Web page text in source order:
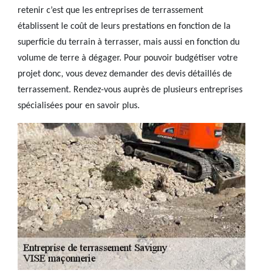
retenir c’est que les entreprises de terrassement
établissent le coût de leurs prestations en fonction de la
superficie du terrain à terrasser, mais aussi en fonction du
volume de terre à dégager. Pour pouvoir budgétiser votre
projet donc, vous devez demander des devis détaillés de
terrassement. Rendez-vous auprès de plusieurs entreprises
spécialisées pour en savoir plus.